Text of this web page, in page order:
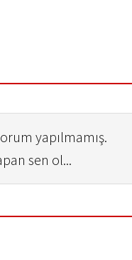
yapılmamış.
sen ol...